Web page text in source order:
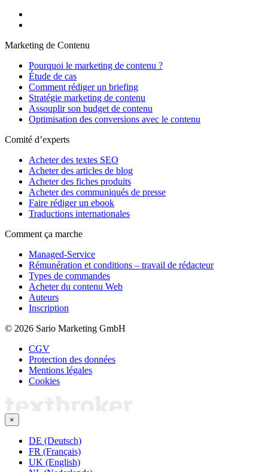
Marketing de Contenu
Pourquoi le marketing de contenu ?
Étude de cas
Comment rédiger un briefing
Stratégie marketing de contenu
Assouplir son budget de contenu
Optimisation des conversions avec le contenu
Comité d’experts
Acheter des textes SEO
Acheter des articles de blog
Acheter des fiches produits
Acheter des communiqués de presse
Faire rédiger un ebook
Traductions internationales
Comment ça marche
Managed-Service
Rémunération et conditions – travail de rédacteur
Types de commandes
Acheter du contenu Web
Auteurs
Inscription
© 2026 Sario Marketing GmbH
CGV
Protection des données
Mentions légales
Cookies
×
DE (Deutsch)
FR (Français)
UK (English)